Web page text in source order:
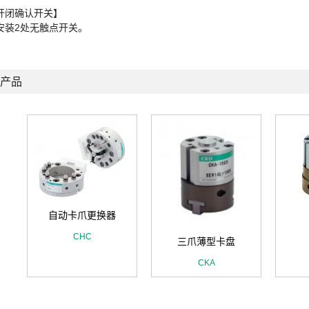
闭确认开关】
装2处无触点开关。
品
自动卡爪更换器
CHC 三爪薄型卡盘
CKA